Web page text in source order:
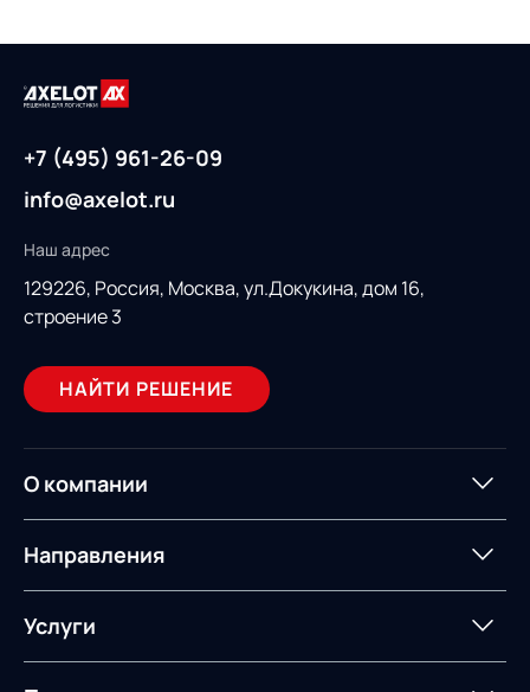
+7 (495) 961-26-09
info@axelot.ru
Наш адрес
129226, Россия, Москва, ул.Докукина, дом 16,
строение 3
НАЙТИ РЕШЕНИЕ
О компании
О компании
ИТ-аккредитация
Импортозамещение
Направления
Управление цепями
поставок
Услуги